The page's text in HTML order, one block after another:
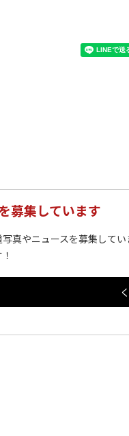
募集しています
真やニュースを募集して